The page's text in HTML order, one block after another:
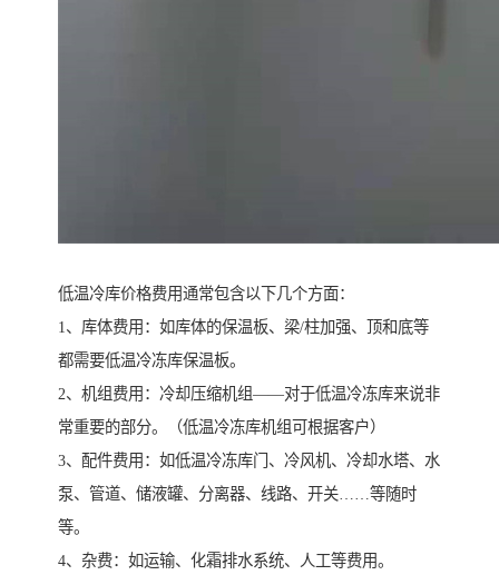
低温冷库价格费用通常包含以下几个方面：
1、库体费用：如库体的保温板、梁/柱加强、顶和底等
都需要低温冷冻库保温板。
2、机组费用：冷却压缩机组——对于低温冷冻库来说非
常重要的部分。（低温冷冻库机组可根据客户）
3、配件费用：如低温冷冻库门、冷风机、冷却水塔、水
泵、管道、储液罐、分离器、线路、开关……等随时
等。
4、杂费：如运输、化霜排水系统、人工等费用。